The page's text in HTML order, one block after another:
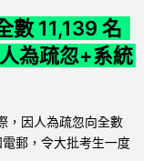
數 11,139 名
為疏忽+系統
，因人為疏忽向全數
郵，令大批考生一度